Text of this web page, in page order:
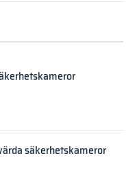
säkerhetskameror